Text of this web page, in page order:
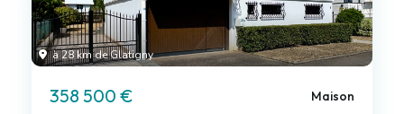
à 28 km de Glatigny
358 500 € Maison